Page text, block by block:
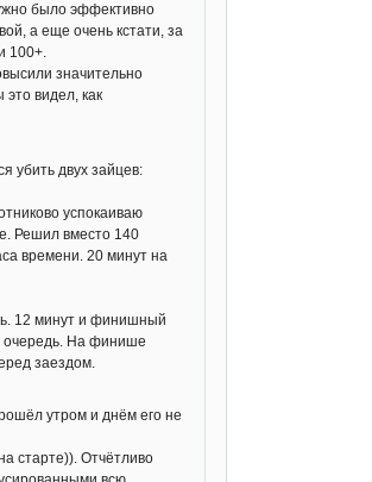
было эффективно
а еще очень кстати, за
100+.
значительно
видел, как
убить двух зайцев:
успокаиваю
Решил вместо 140
времени. 20 минут на
12 минут и финишный
очередь. На финише
заездом.
утром и днём его не
старте)). Отчётливо